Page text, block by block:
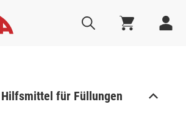
für Füllungen